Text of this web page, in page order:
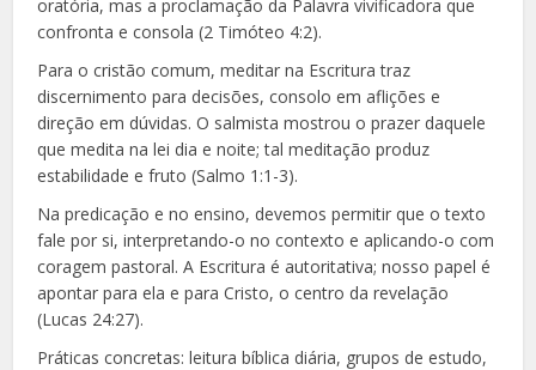
oratória, mas a proclamação da Palavra vivificadora que
confronta e consola (2 Timóteo 4:2).
Para o cristão comum, meditar na Escritura traz
discernimento para decisões, consolo em aflições e
direção em dúvidas. O salmista mostrou o prazer daquele
que medita na lei dia e noite; tal meditação produz
estabilidade e fruto (Salmo 1:1-3).
Na predicação e no ensino, devemos permitir que o texto
fale por si, interpretando-o no contexto e aplicando-o com
coragem pastoral. A Escritura é autoritativa; nosso papel é
apontar para ela e para Cristo, o centro da revelação
(Lucas 24:27).
Práticas concretas: leitura bíblica diária, grupos de estudo,